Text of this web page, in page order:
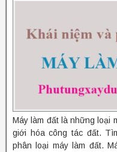
Máy làm đất là những loại
giới hóa công tác đất.
phân loại máy làm đất.